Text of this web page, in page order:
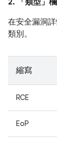
2. 「類型」
在安全漏洞詳
類別。
縮寫
RCE
EoP